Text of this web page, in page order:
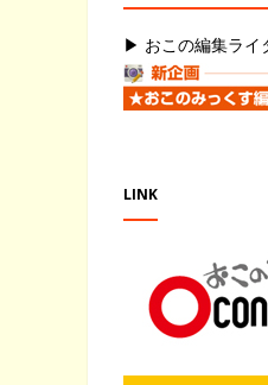
▶ おこの編集ライ
LINK